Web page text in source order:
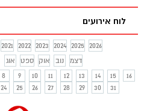
לוח אירועים
2021 2022 2023 2024 2025
2026
אוג ספט אוק נוב
דצמ
8 9 10 11 12 13 14 15
16
24 25 26 27 28 29 30 31